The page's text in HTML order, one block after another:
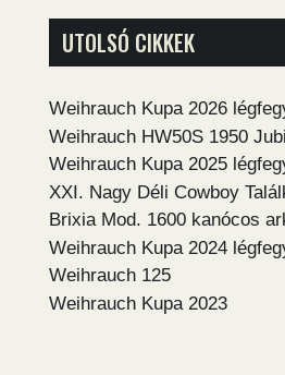
UTOLSÓ CIKKEK
Weihrauch Kupa 2026
Weihrauch HW50S 1950
Weihrauch Kupa 2025
XXI. Nagy Déli Cowboy
Brixia Mod. 1600 kanócos
Weihrauch Kupa 2024
Weihrauch 125
Weihrauch Kupa 2023